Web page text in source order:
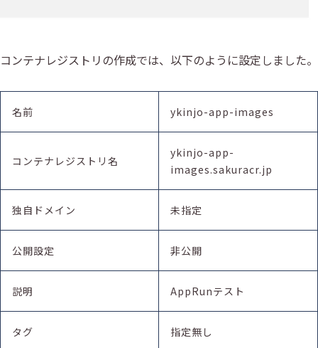
コンテナレジストリの作成では、以下のように設定しました。
名前 ykinjo-app-images
コンテナレジストリ名
ykinjo-app-
images.sakuracr.jp
独自ドメイン 未指定
公開設定 非公開
説明 AppRunテスト
タグ 指定無し